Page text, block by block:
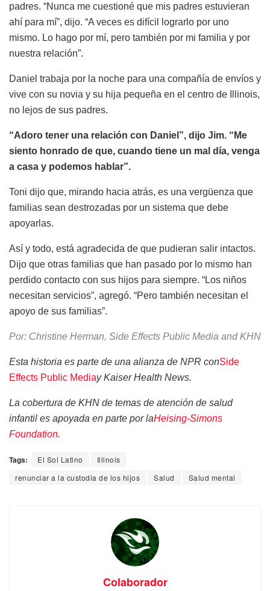
padres. “Nunca me cuestioné que mis padres estuvieran
ahí para mí”, dijo. “A veces es difícil lograrlo por uno
mismo. Lo hago por mí, pero también por mi familia y por
nuestra relación”.
Daniel trabaja por la noche para una compañía de envíos y
vive con su novia y su hija pequeña en el centro de Illinois,
no lejos de sus padres.
“Adoro tener una relación con Daniel”, dijo Jim. “Me
siento honrado de que, cuando tiene un mal día, venga
a casa y podemos hablar”.
Toni dijo que, mirando hacia atrás, es una vergüenza que
familias sean destrozadas por un sistema que debe
apoyarlas.
Así y todo, está agradecida de que pudieran salir intactos.
Dijo que otras familias que han pasado por lo mismo han
perdido contacto con sus hijos para siempre. “Los niños
necesitan servicios”, agregó. “Pero también necesitan el
apoyo de sus familias”.
Por: Christine Herman, Side Effects Public Media and KHN
Esta historia es parte de una alianza de NPR conSide
Effects Public Mediay Kaiser Health News.
La cobertura de KHN de temas de atención de salud
infantil es apoyada en parte por laHeising-Simons
Foundation.
Tags: El Sol Latino
Illinois
renunciar a la custodia de los hijos
Salud Salud mental
Colaborador